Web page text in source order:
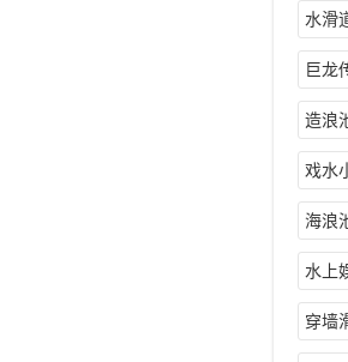
水滑
巨龙
造浪
戏水
海浪
水上
穿墙